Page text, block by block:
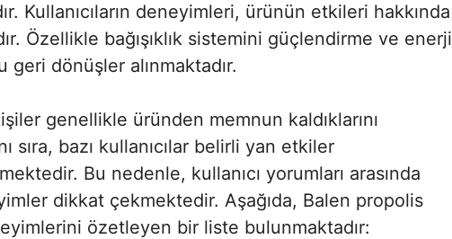
Kullanıcıların deneyimleri, ürünün etkileri hakkında
Özellikle bağışıklık sistemini güçlendirme ve enerji
geri dönüşler alınmaktadır.
genellikle üründen memnun kaldıklarını
sıra, bazı kullanıcılar belirli yan etkiler
Bu nedenle, kullanıcı yorumları arasında
dikkat çekmektedir. Aşağıda, Balen propolis
özetleyen bir liste bulunmaktadır: